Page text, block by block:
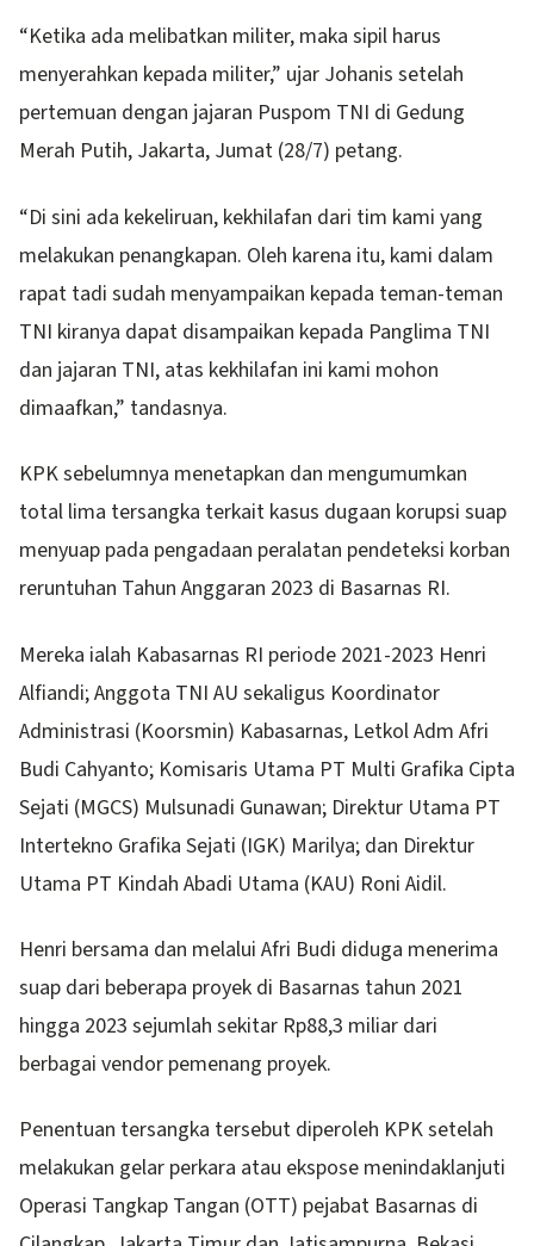
“Ketika ada melibatkan militer, maka sipil harus
menyerahkan kepada militer,” ujar Johanis setelah
pertemuan dengan jajaran Puspom TNI di Gedung
Merah Putih, Jakarta, Jumat (28/7) petang.
“Di sini ada kekeliruan, kekhilafan dari tim kami yang
melakukan penangkapan. Oleh karena itu, kami dalam
rapat tadi sudah menyampaikan kepada teman-teman
TNI kiranya dapat disampaikan kepada Panglima TNI
dan jajaran TNI, atas kekhilafan ini kami mohon
dimaafkan,” tandasnya.
KPK sebelumnya menetapkan dan mengumumkan
total lima tersangka terkait kasus dugaan korupsi suap
menyuap pada pengadaan peralatan pendeteksi korban
reruntuhan Tahun Anggaran 2023 di Basarnas RI.
Mereka ialah Kabasarnas RI periode 2021-2023 Henri
Alfiandi; Anggota TNI AU sekaligus Koordinator
Administrasi (Koorsmin) Kabasarnas, Letkol Adm Afri
Budi Cahyanto; Komisaris Utama PT Multi Grafika Cipta
Sejati (MGCS) Mulsunadi Gunawan; Direktur Utama PT
Intertekno Grafika Sejati (IGK) Marilya; dan Direktur
Utama PT Kindah Abadi Utama (KAU) Roni Aidil.
Henri bersama dan melalui Afri Budi diduga menerima
suap dari beberapa proyek di Basarnas tahun 2021
hingga 2023 sejumlah sekitar Rp88,3 miliar dari
berbagai vendor pemenang proyek.
Penentuan tersangka tersebut diperoleh KPK setelah
melakukan gelar perkara atau ekspose menindaklanjuti
Operasi Tangkap Tangan (OTT) pejabat Basarnas di